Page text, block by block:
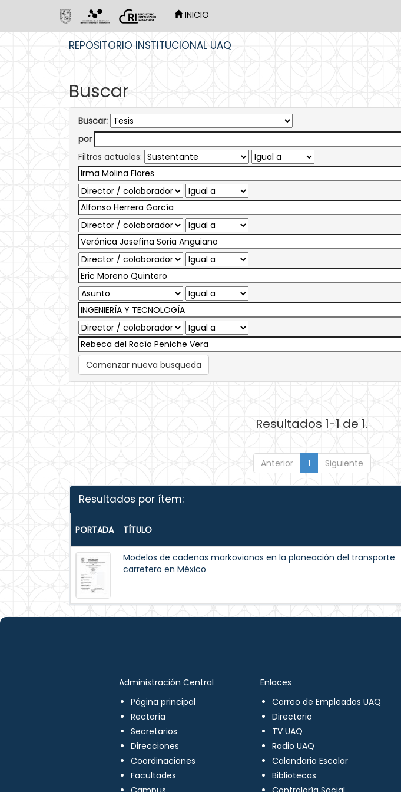
INICIO
REPOSITORIO INSTITUCIONAL UAQ
Buscar
Buscar:
por
Filtros actuales:
Comenzar nueva busqueda
Resultados 1-1 de 1.
Anterior 1 Siguiente
Resultados por ítem:
PORTADA TÍTULO
Modelos de cadenas markovianas en la planeación del transporte
carretero en México
Administración Central
Página principal
Rectoría
Secretarios
Direcciones
Coordinaciones
Facultades
Enlaces
Correo de Empleados UAQ
Directorio
TV UAQ
Radio UAQ
Calendario Escolar
Bibliotecas